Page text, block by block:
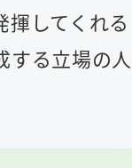
してくれる
する立場の人